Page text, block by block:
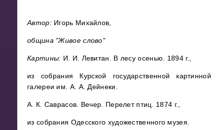
Автор: Игорь Михайлов,
община "Живое слово"
Картины: И. И. Левитан. В лесу осенью. 1894 г.,
из собрания Курской государственной картинной
галереи им. А. А. Дейнеки.
А. К. Саврасов. Вечер. Перелет птиц. 1874 г.,
из собрания Одесского художественного музея.